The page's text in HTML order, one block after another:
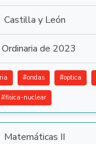
Castilla y León
Ordinaria de 2023
#ondas #optica
#fisica-nuclear
Matemáticas II